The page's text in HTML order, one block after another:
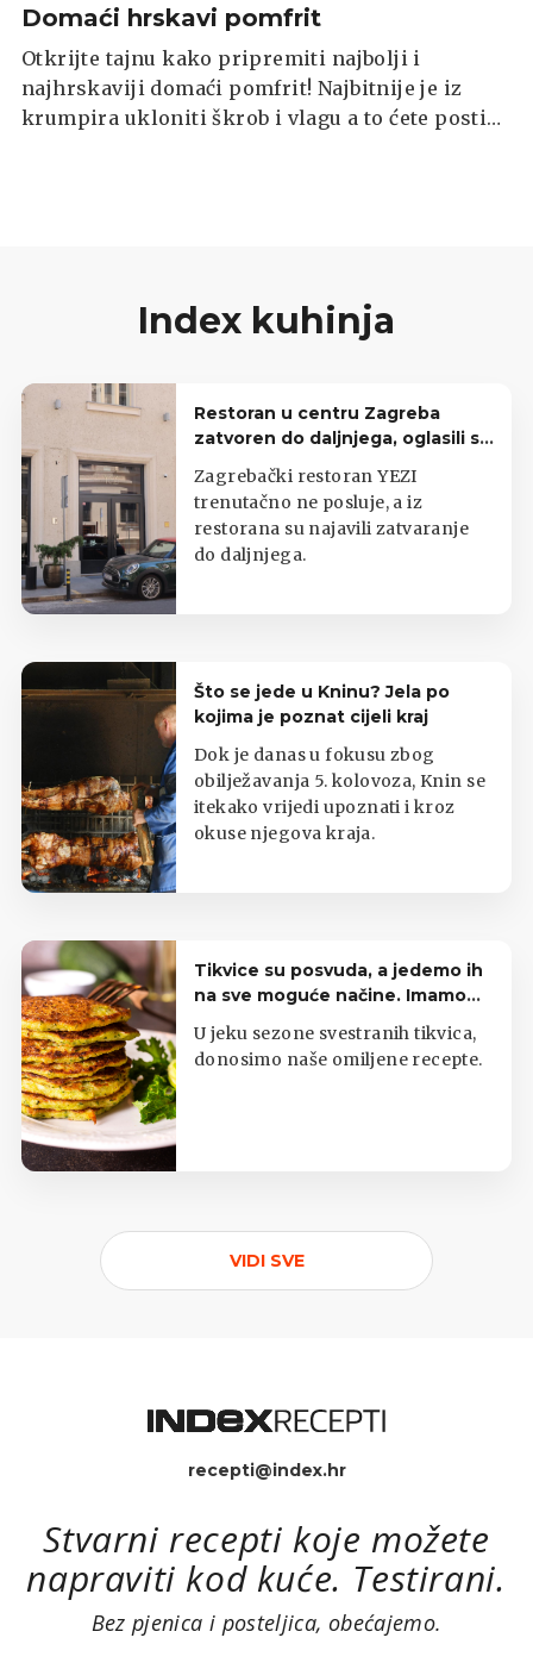
Domaći hrskavi pomfrit
Otkrijte tajnu kako pripremiti najbolji i
najhrskaviji domaći pomfrit! Najbitnije je iz
krumpira ukloniti škrob i vlagu a to ćete postići
Index kuhinja
Restoran u centru Zagreba
zatvoren do daljnjega, oglasili se
iz lokala
Zagrebački restoran YEZI
trenutačno ne posluje, a iz
restorana su najavili zatvaranje
do daljnjega.
Što se jede u Kninu? Jela po
kojima je poznat cijeli kraj
Dok je danas u fokusu zbog
obilježavanja 5. kolovoza, Knin se
itekako vrijedi upoznati i kroz
okuse njegova kraja.
Tikvice su posvuda, a jedemo ih
na sve moguće načine. Imamo
top listu
U jeku sezone svestranih tikvica,
donosimo naše omiljene recepte.
VIDI SVE
recepti@index.hr
Stvarni recepti koje možete
napraviti kod kuće. Testirani.
Bez pjenica i posteljica, obećajemo.